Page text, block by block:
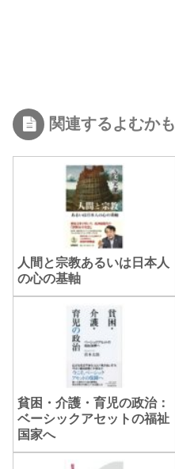
関連するよむかも
人間と宗教あるいは日本人
の心の基軸
貧困・介護・育児の政治：
ベーシックアセットの福祉
国家へ